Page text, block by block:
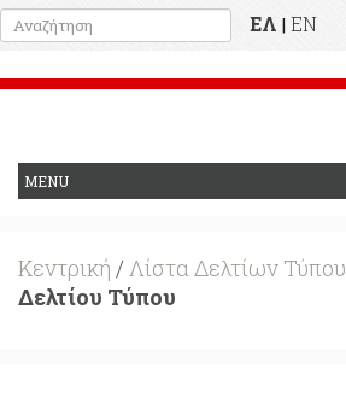
ΕΛ | EN
Κεντρική / Λίστα Δελτίων Τύπου
Δελτίου Τύπου